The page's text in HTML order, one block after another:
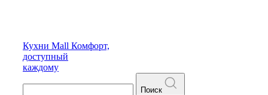
Кухни Mall Комфорт,
доступный
каждому
Поиск